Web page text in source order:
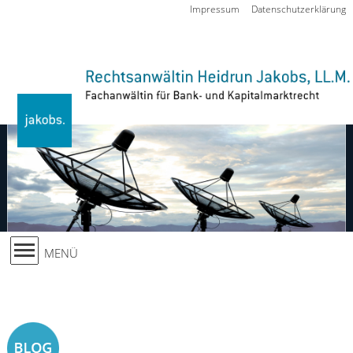
Zur Navigation springen Datenschutzerklärung
Impressum
MENÜ